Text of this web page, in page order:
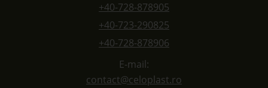
+40-728-878905
+40-723-290825
+40-728-878906
E-mail:
contact@celoplast.ro